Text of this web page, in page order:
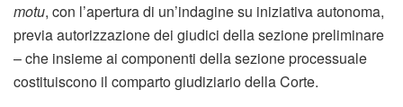
motu, con l’apertura di un’indagine su iniziativa autonoma,
previa autorizzazione dei giudici della sezione preliminare
– che insieme ai componenti della sezione processuale
costituiscono il comparto giudiziario della Corte.